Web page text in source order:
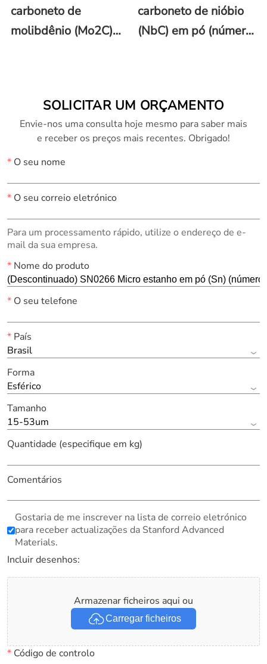
carboneto de
molibdênio (Mo2C)
carboneto de nióbio
(NbC) em pó (número
SOLICITAR UM ORÇAMENTO
Envie-nos uma consulta hoje mesmo para saber mais
e receber os preços mais recentes. Obrigado!
*O seu nome
*O seu correio eletrónico
Para um processamento rápido, utilize o endereço de e-
mail da sua empresa.
*Nome do produto
*O seu telefone
*País
Brasil
Forma
Esférico
Tamanho
15-53um
Quantidade (especifique em kg)
Comentários
Gostaria de me inscrever na lista de correio eletrónico
para receber actualizações da Stanford Advanced
Materials.
Incluir desenhos:
Armazenar ficheiros aqui ou
Carregar ficheiros
*Código de controlo